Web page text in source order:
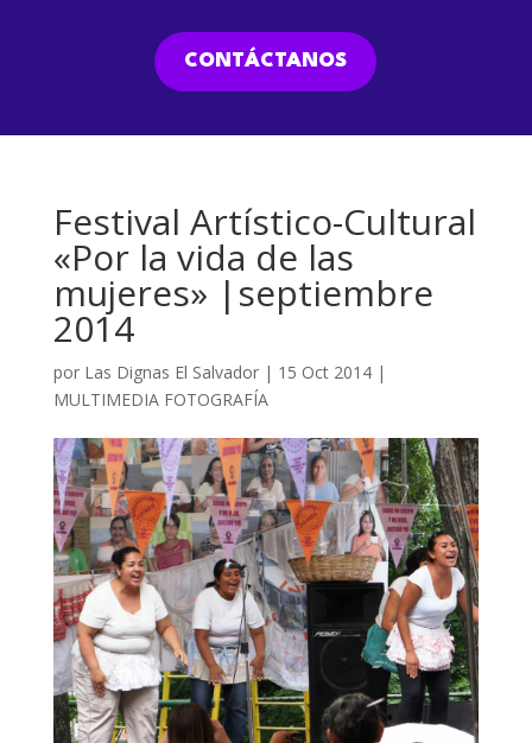
CONTÁCTANOS
Festival Artístico-Cultural
«Por la vida de las
mujeres» |septiembre
2014
por Las Dignas El Salvador| 15 Oct 2014|
MULTIMEDIA FOTOGRAFÍA